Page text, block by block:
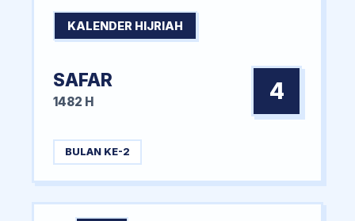
KALENDER HIJRIAH
SAFAR
1482 H 4
BULAN KE-2